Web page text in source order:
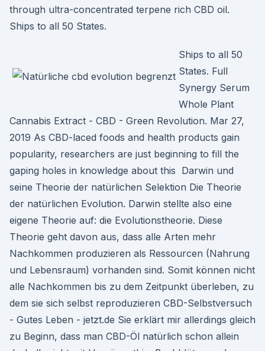
through ultra-concentrated terpene rich CBD oil.
Ships to all 50 States.
Ships to all 50
States. Full
Synergy Serum
Whole Plant
Cannabis Extract - CBD - Green Revolution. Mar 27,
2019 As CBD-laced foods and health products gain
popularity, researchers are just beginning to fill the
gaping holes in knowledge about this Darwin und
seine Theorie der natürlichen Selektion Die Theorie
der natürlichen Evolution. Darwin stellte also eine
eigene Theorie auf: die Evolutionstheorie. Diese
Theorie geht davon aus, dass alle Arten mehr
Nachkommen produzieren als Ressourcen (Nahrung
und Lebensraum) vorhanden sind. Somit können nicht
alle Nachkommen bis zu dem Zeitpunkt überleben, zu
dem sie sich selbst reproduzieren CBD-Selbstversuch
- Gutes Leben - jetzt.de Sie erklärt mir allerdings gleich
zu Beginn, dass man CBD-Öl natürlich schon allein